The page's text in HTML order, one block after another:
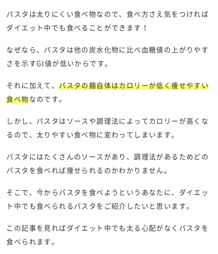
パスタは太りにくい食べ物なので、食べ方さえ気をつければ
ダイエット中でも食べることができます！
なぜなら、パスタは他の炭水化物に比べ血糖値の上がりやす
さを示すGI値が低いからです。
それに加えて、パスタの麺自体はカロリーが低く痩せやすい
食べ物なのです。
しかし、パスタはソースや調理法によってカロリーが高くな
るので、太りやすい食べ物に変わってしまいます。
パスタにはたくさんのソースがあり、調理法があるためどの
パスタを食べれば痩せられるのかわかりません。
そこで、今からパスタを食べようというあなたに、ダイエッ
ト中でも食べられるパスタをご紹介したいと思います。
この記事を見ればダイエット中でも太る心配がなくパスタを
食べられます。